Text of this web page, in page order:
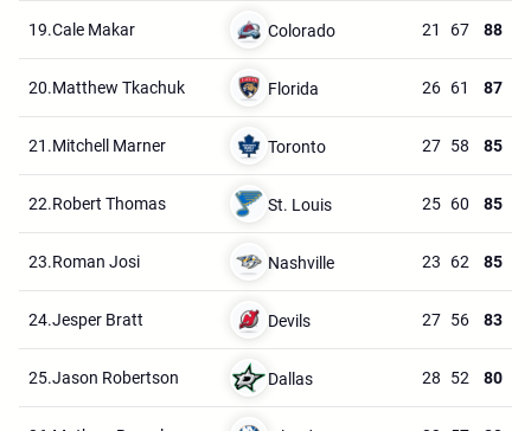
19.Cale Makar Colorado 21 67 88
20.Matthew Tkachuk Florida 26 61 87
21.Mitchell Marner Toronto 27 58 85
22.Robert Thomas St. Louis 25 60 85
23.Roman Josi Nashville 23 62 85
24.Jesper Bratt Devils 27 56 83
25.Jason Robertson Dallas 28 52 80